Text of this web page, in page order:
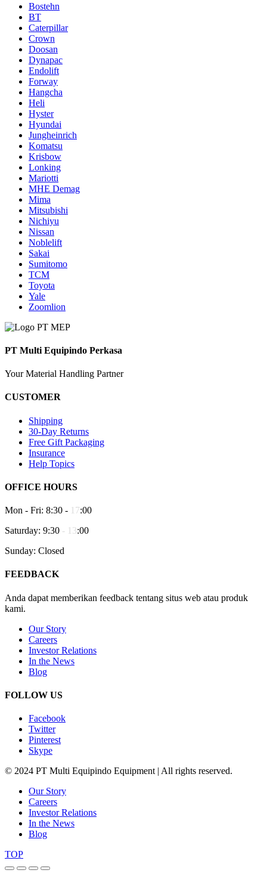
Bostehn
BT
Caterpillar
Crown
Doosan
Dynapac
Endolift
Forway
Hangcha
Heli
Hyster
Hyundai
Jungheinrich
Komatsu
Krisbow
Lonking
Mariotti
MHE Demag
Mima
Mitsubishi
Nichiyu
Nissan
Noblelift
Sakai
Sumitomo
TCM
Toyota
Yale
Zoomlion
PT Multi Equipindo Perkasa
Your Material Handling Partner
CUSTOMER
Shipping
30-Day Returns
Free Gift Packaging
Insurance
Help Topics
OFFICE HOURS
Mon - Fri: 8:30 - 17:00
Saturday: 9:30 - 13:00
Sunday: Closed
FEEDBACK
Anda dapat memberikan feedback tentang situs web atau produk
kami.
Our Story
Careers
Investor Relations
In the News
Blog
FOLLOW US
Facebook
Twitter
Pinterest
Skype
© 2024 PT Multi Equipindo Equipment | All rights reserved.
Our Story
Careers
Investor Relations
In the News
Blog
TOP